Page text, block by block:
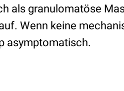
als granulomatöse
Wenn keine
asymptomatisch.